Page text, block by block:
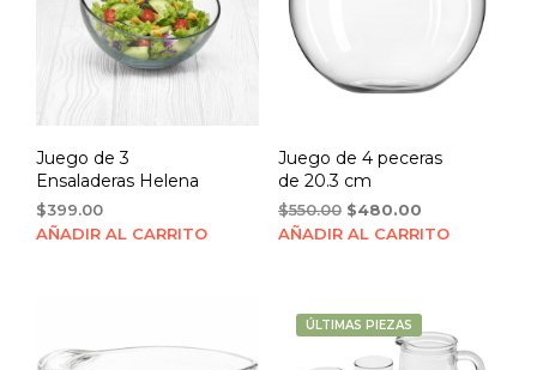
Juego de 3
Ensaladeras Helena
$399.00
AÑADIR AL CARRITO
Juego de 4 peceras
de 20.3 cm
$550.00 Original
price
$480.00Current
price
AÑADIR AL CARRITO
ÚLTIMAS PIEZAS